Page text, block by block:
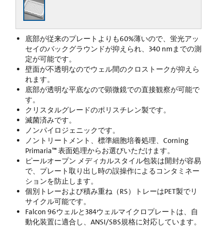
底部が従来のプレートよりも60%薄いので、蛍光アッ
セイのバックグラウンドが抑えられ、340 nmまでの測
定が可能です。
壁面が不透明なのでウェル間のクロストークが抑えら
れます。
底部が透明な平底なので顕微鏡での直接観察が可能で
す。
クリスタルグレードのポリスチレン製です。
滅菌済みです。
ノンパイロジェニックです。
ノントリートメント、標準細胞培養処理、Corning
Primaria™ 表面処理からお選びいただけます。
ピールオープン メディカルスタイル包装は開封が容易
で、プレート取り出し時の誤操作によるコンタミネー
ションを防止します。
個別トレーおよび積み重ね（RS）トレーはPET製でリ
サイクル可能です。
Falcon 96ウェルと384ウェルマイクロプレートは、自
動化装置に適合し、ANSI/SBS規格に対応しています。